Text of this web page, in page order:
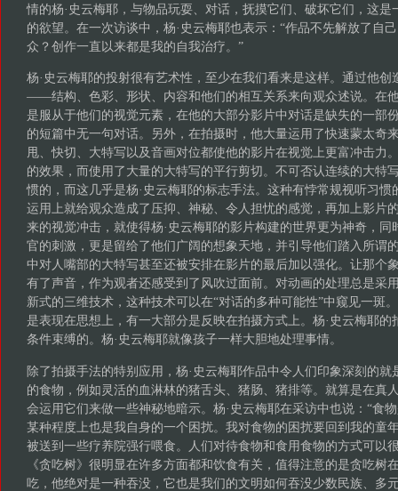
情的杨·史云梅耶，与物品玩耍、对话，抚摸它们、破坏它们，这是
的欲望。在一次访谈中，杨·史云梅耶也表示：“作品不先解放了自
众？创作一直以来都是我的自我治疗。”
杨·史云梅耶的投射很有艺术性，至少在我们看来是这样。通过他创
——结构、色彩、形状、内容和他们的相互关系来向观众述说。在
是服从于他们的视觉元素，在他的大部分影片中对话是缺失的一部
的短篇中无一句对话。另外，在拍摄时，他大量运用了快速蒙太奇
甩、快切、大特写以及音画对位都使他的影片在视觉上更富冲击力
的效果，而使用了大量的大特写的平行剪切。不可否认连续的大特
惯的，而这几乎是杨·史云梅耶的标志手法。这种有悖常规视听习惯
运用上就给观众造成了压抑、神秘、令人担忧的感觉，再加上影片
来的视觉冲击，就使得杨·史云梅耶的影片构建的世界更为神奇，同
官的刺激，更是留给了他们广阔的想象天地，并引导他们踏入所谓
中对人嘴部的大特写甚至还被安排在影片的最后加以强化。让那个
有了声音，作为观者还感受到了风吹过面前。对动画的处理总是采
新式的三维技术，这种技术可以在“对话的多种可能性”中窥见一斑
是表现在思想上，有一大部分是反映在拍摄方式上。杨·史云梅耶的
条件束缚的。杨·史云梅耶就像孩子一样大胆地处理事情。
除了拍摄手法的特别应用，杨·史云梅耶作品中令人们印象深刻的就
的食物，例如灵活的血淋林的猪舌头、猪肠、猪排等。就算是在真
会运用它们来做一些神秘地暗示。杨·史云梅耶在采访中也说：“食
某种程度上也是我自身的一个困扰。我对食物的困扰要回到我的童
被送到一些疗养院强行喂食。人们对待食物和食用食物的方式可以
《贪吃树》很明显在许多方面都和饮食有关，值得注意的是贪吃树
吃，他绝对是一种吞没，它也是我们的文明如何吞没少数民族、多